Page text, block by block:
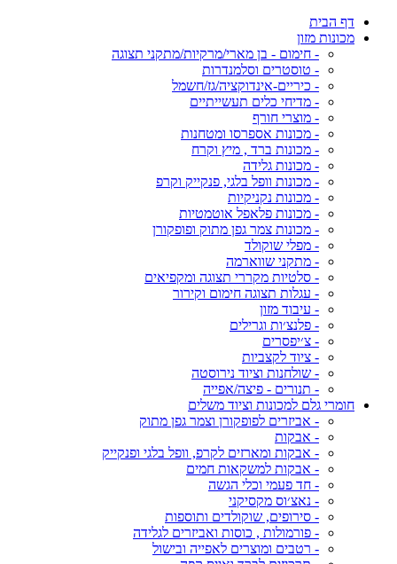
דף הבית
מכונות מזון
- חימום - בן מארי/מרקיות/מתקני תצוגה
- טוסטרים וסלמנדרות
- כיריים-אינדוקציה/גז/חשמל
- מדיחי כלים תעשייתיים
- מוצרי חורף
- מכונות אספרסו ומטחנות
- מכונות ברד , מיץ וקרח
- מכונות גלידה
- מכונות וופל בלגי, פנקייק וקרפ
- מכונות נקניקיות
- מכונות פלאפל אוטמטיות
- מכונות צמר גפן מתוק ופופקורן
- מפלי שוקולד
- מתקני שווארמה
- סלטיות מקררי תצוגה ומקפיאים
- עגלות תצוגה חימום וקירור
- עיבוד מזון
- פלנצ׳ות וגרילים
- צ׳יפסרים
- ציוד לקצביות
- שולחנות וציוד נירוסטה
- תנורים - פיצה/אפייה
חומרי גלם למכונות וציוד משלים
- אביזרים לפופקורן וצמר גפן מתוק
- אבקות
- אבקות ומארזים לקרפ, וופל בלגי ופנקייק
- אבקות למשקאות חמים
- חד פעמי וכלי הגשה
- נאצ׳וס מקסיקני
- סירופים, שוקולדים ותוספות
- פורמולות , כוסות ואביזרים לגלידה
- רטבים ומוצרים לאפייה ובישול